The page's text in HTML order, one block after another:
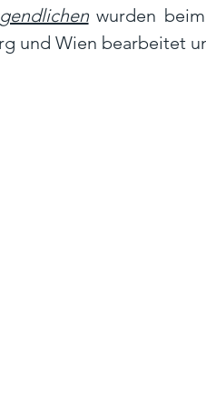
wurden
und Wien bearbeitet